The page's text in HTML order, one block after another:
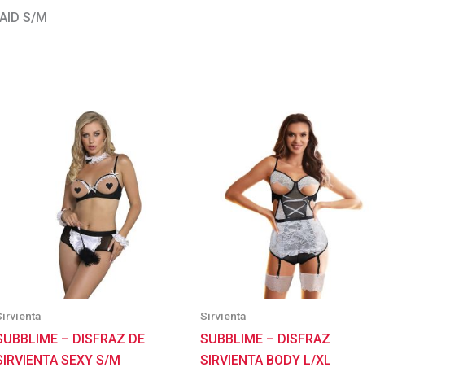
S/M
– DISFRAZ DE
SEXY S/M
Sirvienta
SUBBLIME – DISFRAZ
SIRVIENTA BODY L/XL